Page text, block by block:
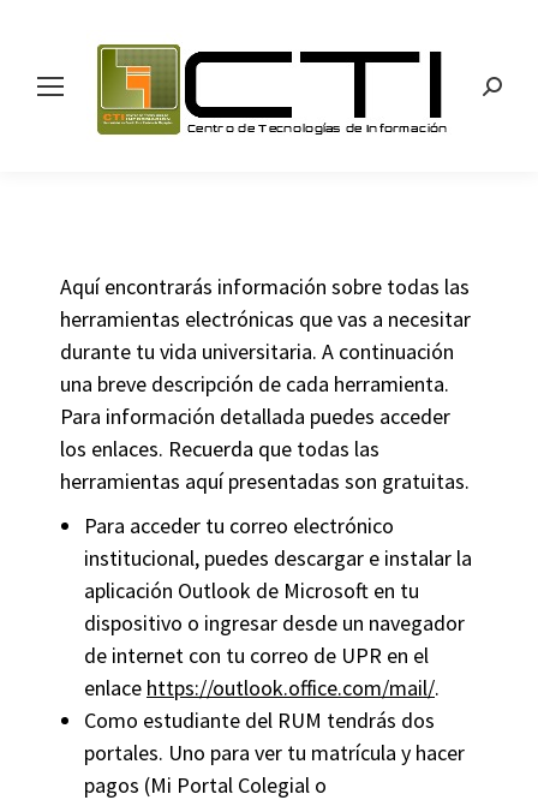
Aquí encontrarás información sobre todas las
herramientas electrónicas que vas a necesitar
durante tu vida universitaria. A continuación
una breve descripción de cada herramienta.
Para información detallada puedes acceder
los enlaces. Recuerda que todas las
herramientas aquí presentadas son gratuitas.
Para acceder tu correo electrónico
institucional, puedes descargar e instalar la
aplicación Outlook de Microsoft en tu
dispositivo o ingresar desde un navegador
de internet con tu correo de UPR en el
enlace https://outlook.office.com/mail/.
Como estudiante del RUM tendrás dos
portales. Uno para ver tu matrícula y hacer
pagos (Mi Portal Colegial o